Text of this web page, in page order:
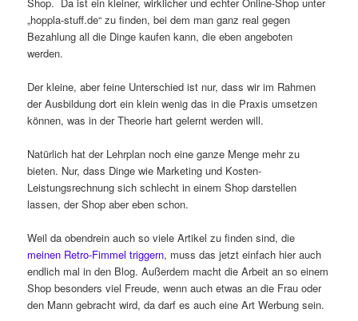
„hoppla-stuff.de“ zu finden, bei dem man ganz real gegen
Bezahlung all die Dinge kaufen kann, die eben angeboten
werden.
Der kleine, aber feine Unterschied ist nur, dass wir im Rahmen
der Ausbildung dort ein klein wenig das in die Praxis umsetzen
können, was in der Theorie hart gelernt werden will.
Natürlich hat der Lehrplan noch eine ganze Menge mehr zu
bieten. Nur, dass Dinge wie Marketing und Kosten-
Leistungsrechnung sich schlecht in einem Shop darstellen
lassen, der Shop aber eben schon.
Weil da obendrein auch so viele Artikel zu finden sind, die
meinen Retro-Fimmel triggern, muss das jetzt einfach hier auch
endlich mal in den Blog. Außerdem macht die Arbeit an so einem
Shop besonders viel Freude, wenn auch etwas an die Frau oder
den Mann gebracht wird, da darf es auch eine Art Werbung sein.